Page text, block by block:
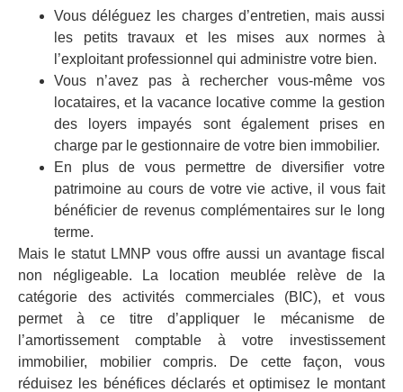
Vous déléguez les charges d’entretien, mais aussi
les petits travaux et les mises aux normes à
l’exploitant professionnel qui administre votre bien.
Vous n’avez pas à rechercher vous-même vos
locataires, et la vacance locative comme la gestion
des loyers impayés sont également prises en
charge par le gestionnaire de votre bien immobilier.
En plus de vous permettre de diversifier votre
patrimoine au cours de votre vie active, il vous fait
bénéficier de revenus complémentaires sur le long
terme.
Mais le statut LMNP vous offre aussi un avantage fiscal
non négligeable. La location meublée relève de la
catégorie des activités commerciales (BIC), et vous
permet à ce titre d’appliquer le mécanisme de
l’amortissement comptable à votre investissement
immobilier, mobilier compris. De cette façon, vous
réduisez les bénéfices déclarés et optimisez le montant